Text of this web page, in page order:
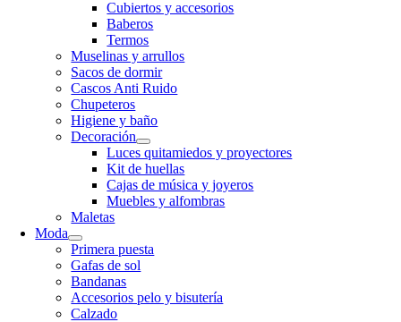
Cubiertos y accesorios
Baberos
Termos
Muselinas y arrullos
Sacos de dormir
Cascos Anti Ruido
Chupeteros
Higiene y baño
Decoración
Luces quitamiedos y proyectores
Kit de huellas
Cajas de música y joyeros
Muebles y alfombras
Maletas
Moda
Primera puesta
Gafas de sol
Bandanas
Accesorios pelo y bisutería
Calzado